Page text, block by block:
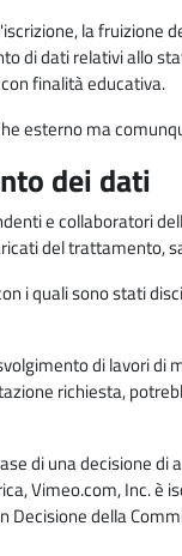
la
dati relativi allo
finalità educativa.
esterno ma
dei dati
e collaboratori
del trattamento,
i quali sono stati
di lavori
richiesta,
di una decisione
Vimeo.com, Inc. è
della